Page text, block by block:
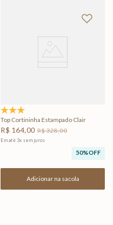
Top Cortininha Estampado Clair
R$ 164,00 R$328,00
Em até 3x sem juros
50%OFF
Adicionar na sacola